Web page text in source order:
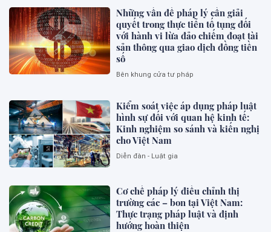
Những vấn đề pháp lý cần giải
quyết trong thực tiễn tố tụng đối
với hành vi lừa đảo chiếm đoạt tài
sản thông qua giao dịch đồng tiền
số
Bên khung cửa tư pháp
Kiểm soát việc áp dụng pháp luật
hình sự đối với quan hệ kinh tế:
Kinh nghiệm so sánh và kiến nghị
cho Việt Nam
Diễn đàn - Luật gia
Cơ chế pháp lý điều chỉnh thị
trường các – bon tại Việt Nam:
Thực trạng pháp luật và định
hướng hoàn thiện